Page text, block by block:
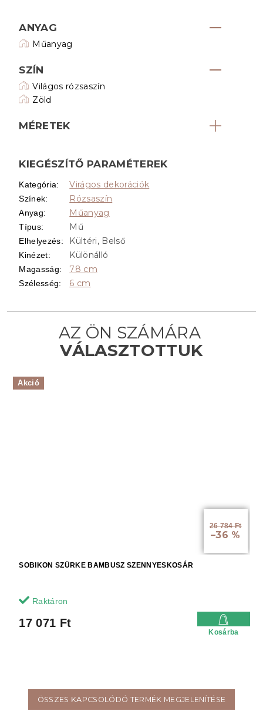
Akció
26 784 Ft
–36 %
SOBIKON SZÜRKE BAMBUSZ SZENNYESKOSÁR
Raktáron
17 071 Ft
Kosárba
ÖSSZES KAPCSOLÓDÓ TERMÉK MEGJELENÍTÉSE
ANYAG
Műanyag
SZÍN
Világos rózsaszín
Zöld
MÉRETEK
KIEGÉSZÍTŐ PARAMÉTEREK
Kategória: Virágos dekorációk
Színek: Rózsaszín
Anyag: Műanyag
Típus: Mű
Elhelyezés: Kültéri, Belső
Kinézet: Különálló
Magasság: 78 cm
Szélesség: 6 cm